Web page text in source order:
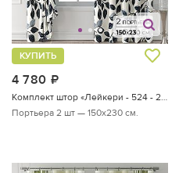
4 780
КУПИТЬ
Комплект штор «Лейкери - 524 - 230 см»
Портьера 2 шт — 150х230 см.